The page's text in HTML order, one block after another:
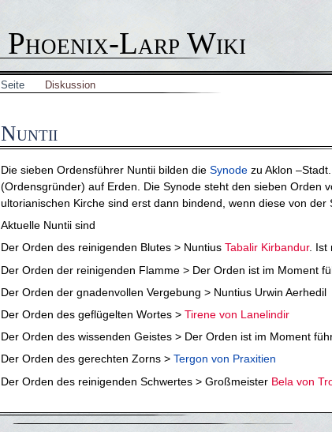
Phoenix-Larp Wiki
Seite Diskussion
Nuntii
Die sieben Ordensführer Nuntii bilden die Synodezu Aklon
(Ordensgründer) auf Erden. Die Synode steht den sieben Orden
ultorianischen Kirche sind erst dann bindend, wenn diese von
Aktuelle Nuntii sind
Der Orden des reinigenden Blutes > Nuntius Tabalir Kirbandur. Ist
Der Orden der reinigenden Flamme > Der Orden ist im Moment
Der Orden der gnadenvollen Vergebung > Nuntius Urwin Aerhedil
Der Orden des geflügelten Wortes > Tirene von Lanelindir
Der Orden des wissenden Geistes > Der Orden ist im Moment
Der Orden des gerechten Zorns > Tergon von Praxitien
Der Orden des reinigenden Schwertes > Großmeister Bela von